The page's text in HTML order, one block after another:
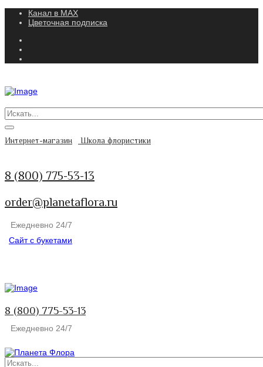
Канал в MAX
Цветочная подписка
Интернет-магазин Школа флористики
8 (800) 775-53-13
order@planetaflora.ru
Ежедневно 24/7
Сайт с букетами
8 (800) 775-53-13
Ежедневно 24/7